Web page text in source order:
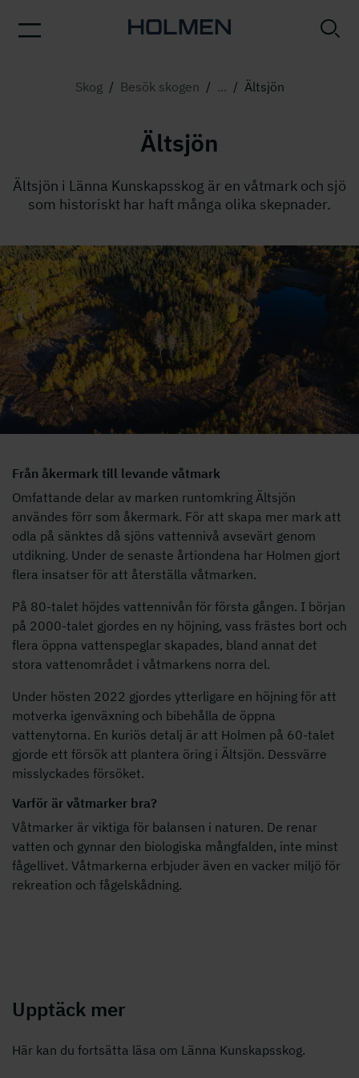
Skog / Besök skogen / ... / Ältsjön
Ältsjön
Ältsjön i Länna Kunskapsskog är en våtmark och sjö
som historiskt har haft många olika skepnader.
Från åkermark till levande våtmark
Omfattande delar av marken runtomkring Ältsjön
användes förr som åkermark. För att skapa mer mark att
odla på sänktes då sjöns vattennivå avsevärt genom
utdikning. Under de senaste årtiondena har Holmen gjort
flera insatser för att återställa våtmarken.
På 80-talet höjdes vattennivån för första gången. I början
på 2000-talet gjordes en ny höjning, vass frästes bort och
flera öppna vattenspeglar skapades, bland annat det
stora vattenområdet i våtmarkens norra del.
Under hösten 2022 gjordes ytterligare en höjning för att
motverka igenväxning och bibehålla de öppna
vattenytorna. En kuriös detalj är att Holmen på 60-talet
gjorde ett försök att plantera öring i Ältsjön. Dessvärre
misslyckades försöket.
Varför är våtmarker bra?
Våtmarker är viktiga för balansen i naturen. De renar
vatten och gynnar den biologiska mångfalden, inte minst
fågellivet. Våtmarkerna erbjuder även en vacker miljö för
rekreation och fågelskådning.
Upptäck mer
Här kan du fortsätta läsa om Länna Kunskapsskog.